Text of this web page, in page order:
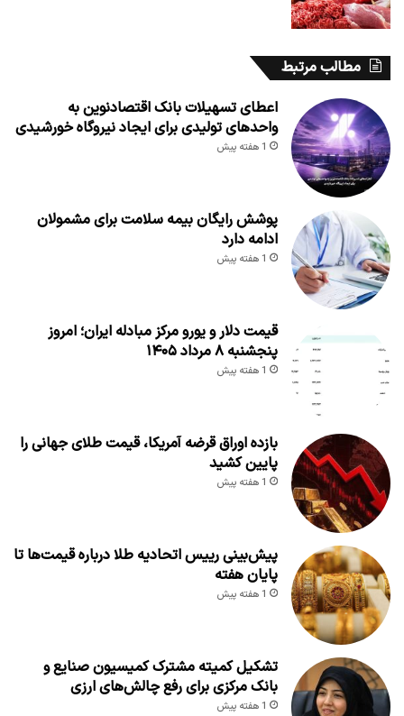
مطالب مرتبط
اعطای تسهیلات بانک اقتصادنوین به
واحدهای تولیدی برای ایجاد نیروگاه خورشیدی
1 هفته پیش
پوشش رایگان بیمه سلامت برای مشمولان
ادامه دارد
1 هفته پیش
قیمت دلار و یورو مرکز مبادله ایران؛ امروز
پنجشنبه ۸ مرداد ۱۴۰۵
1 هفته پیش
بازده اوراق قرضه آمریکا، قیمت طلای جهانی را
پایین کشید
1 هفته پیش
پیش‌بینی رییس اتحادیه طلا درباره قیمت‌ها تا
پایان هفته
1 هفته پیش
تشکیل کمیته مشترک کمیسیون صنایع و
بانک مرکزی برای رفع چالش‌های ارزی
1 هفته پیش